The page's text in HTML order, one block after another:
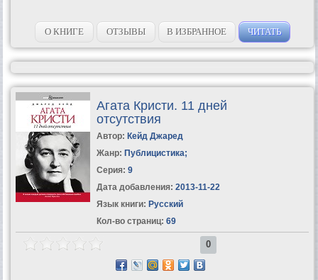
О КНИГЕ ОТЗЫВЫ В ИЗБРАННОЕ ЧИТАТЬ
Агата Кристи. 11 дней
отсутствия
Автор: Кейд Джаред
Жанр: Публицистика;
Серия: 9
Дата добавления: 2013-11-22
Язык книги: Русский
Кол-во страниц: 69
0